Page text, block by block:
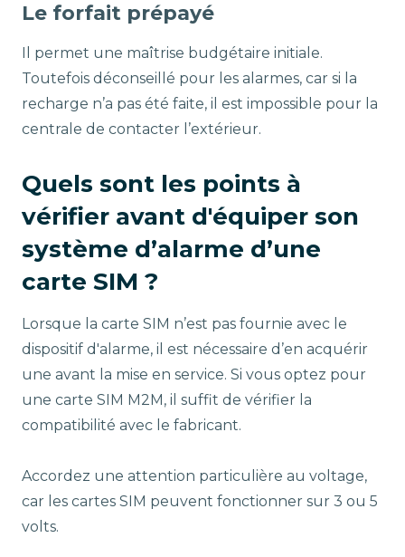
Le forfait prépayé
Il permet une maîtrise budgétaire initiale.
Toutefois déconseillé pour les alarmes, car si la
recharge n’a pas été faite, il est impossible pour la
centrale de contacter l’extérieur.
Quels sont les points à
vérifier avant d'équiper son
système d’alarme d’une
carte SIM ?
Lorsque la carte SIM n’est pas fournie avec le
dispositif d'alarme, il est nécessaire d’en acquérir
une avant la mise en service. Si vous optez pour
une carte SIM M2M, il suffit de vérifier la
compatibilité avec le fabricant.
Accordez une attention particulière au voltage,
car les cartes SIM peuvent fonctionner sur 3 ou 5
volts.